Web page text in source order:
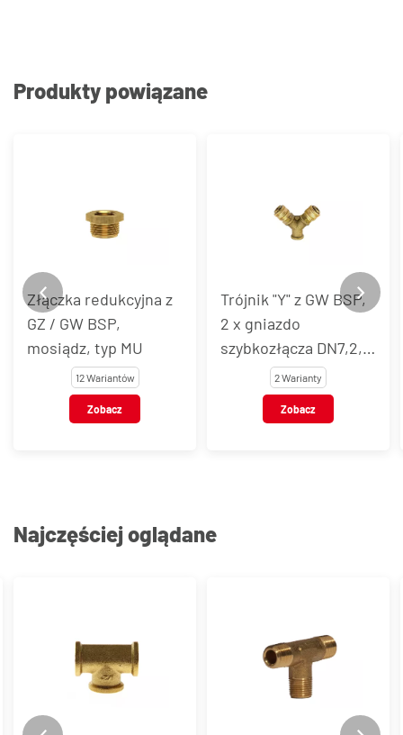
Produkty powiązane
Złączka redukcyjna z
GZ / GW BSP,
mosiądz, typ MU
12 Wariantów
Zobacz
Trójnik "Y" z GW BSP,
2 x gniazdo
szybkozłącza DN7,2,
mosiądz, typ MU
2 Warianty
Zobacz
Najczęściej oglądane